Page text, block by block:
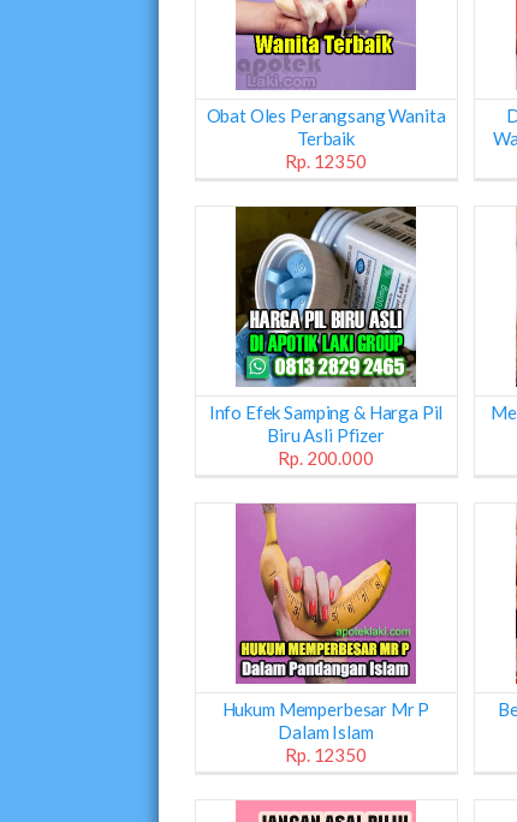
Obat Oles Perangsang Wanita
Terbaik
Rp. 12350
Info Efek Samping & Harga Pil
Biru Asli Pfizer
Rp. 200.000
Hukum Memperbesar Mr P
Dalam Islam
Rp. 12350